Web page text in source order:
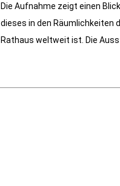
Die Aufnahme zeigt einen
dieses in den Räumlichkeiten
Rathaus weltweit ist. Die